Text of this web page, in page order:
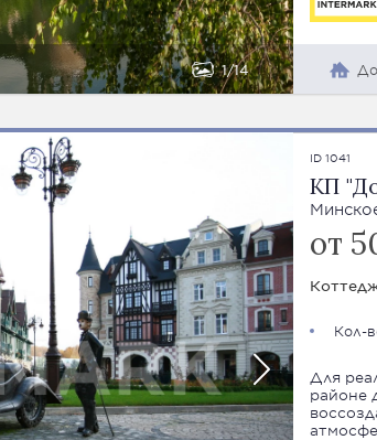
1 14
ID 1041
КП
от
Кол-
Для
районе